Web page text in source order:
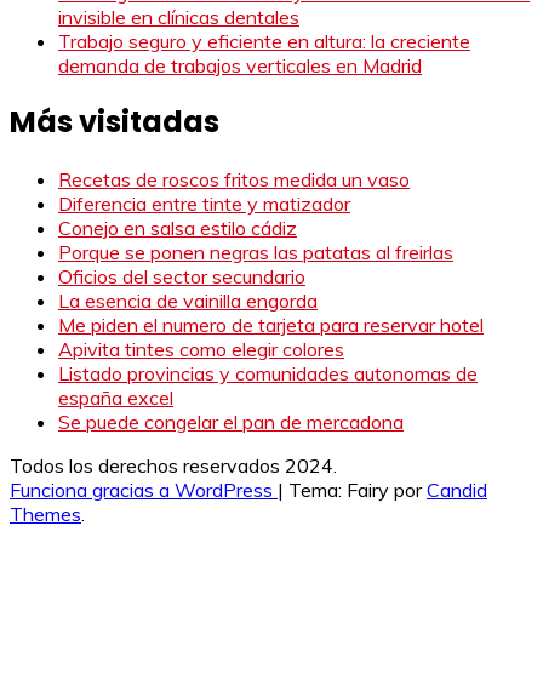
invisible en clínicas dentales
Trabajo seguro y eficiente en altura: la creciente
demanda de trabajos verticales en Madrid
Más visitadas
Recetas de roscos fritos medida un vaso
Diferencia entre tinte y matizador
Conejo en salsa estilo cádiz
Porque se ponen negras las patatas al freirlas
Oficios del sector secundario
La esencia de vainilla engorda
Me piden el numero de tarjeta para reservar hotel
Apivita tintes como elegir colores
Listado provincias y comunidades autonomas de
españa excel
Se puede congelar el pan de mercadona
Todos los derechos reservados 2024.
Funciona gracias a WordPress | Tema: Fairy porCandid
Themes.